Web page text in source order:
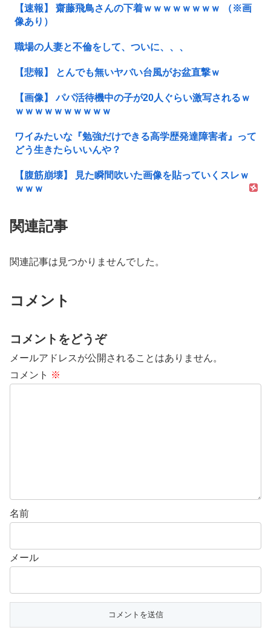
【速報】 齋藤飛鳥さんの下着ｗｗｗｗｗｗｗｗ （※画
像あり）
職場の人妻と不倫をして、ついに、、、
【悲報】 とんでも無いヤバい台風がお盆直撃ｗ
【画像】 パパ活待機中の子が20人ぐらい激写されるｗ
ｗｗｗｗｗｗｗｗｗｗ
ワイみたいな『勉強だけできる高学歴発達障害者』って
どう生きたらいいんや？
【腹筋崩壊】 見た瞬間吹いた画像を貼っていくスレｗ
ｗｗｗ
関連記事
関連記事は見つかりませんでした。
コメント
コメントをどうぞ
メールアドレスが公開されることはありません。
コメント ※
名前
メール